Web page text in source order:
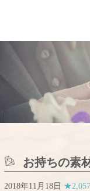
お持ちの素
2018年11月18日 ★2,057